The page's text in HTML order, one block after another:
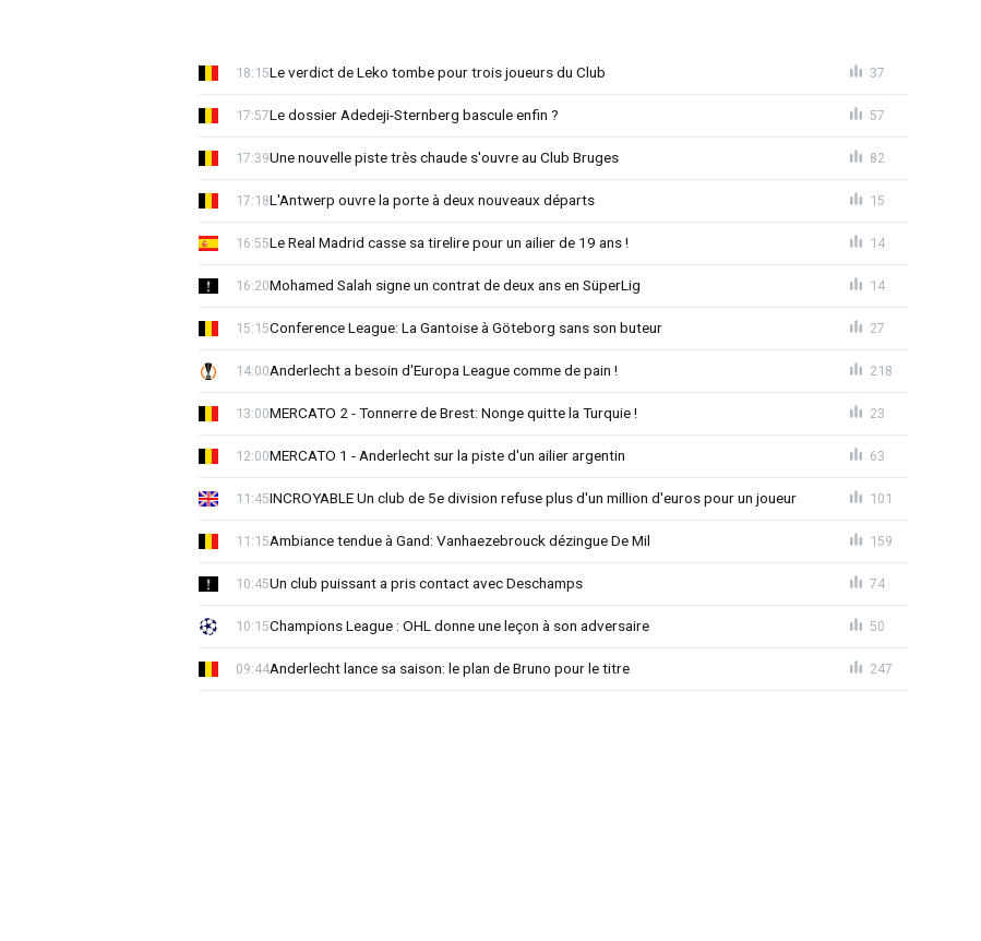
Le verdict de Leko tombe pour trois joueurs du Club
18:15 37
Le dossier Adedeji-Sternberg bascule enfin ?
17:57 57
Une nouvelle piste très chaude s'ouvre au Club Bruges
17:39 82
L'Antwerp ouvre la porte à deux nouveaux départs
17:18 15
Le Real Madrid casse sa tirelire pour un ailier de 19 ans !
16:55 14
Mohamed Salah signe un contrat de deux ans en SüperLig
16:20 14
Conference League: La Gantoise à Göteborg sans son buteur
15:15 27
Anderlecht a besoin d'Europa League comme de pain !
14:00 218
MERCATO 2 - Tonnerre de Brest: Nonge quitte la Turquie !
13:00 23
MERCATO 1 - Anderlecht sur la piste d'un ailier argentin
12:00 63
INCROYABLE Un club de 5e division refuse plus d'un million d'euros pour un joueur
11:45 101
Ambiance tendue à Gand: Vanhaezebrouck dézingue De Mil
11:15 159
Un club puissant a pris contact avec Deschamps
10:45 74
Champions League : OHL donne une leçon à son adversaire
10:15 50
Anderlecht lance sa saison: le plan de Bruno pour le titre
09:44 247